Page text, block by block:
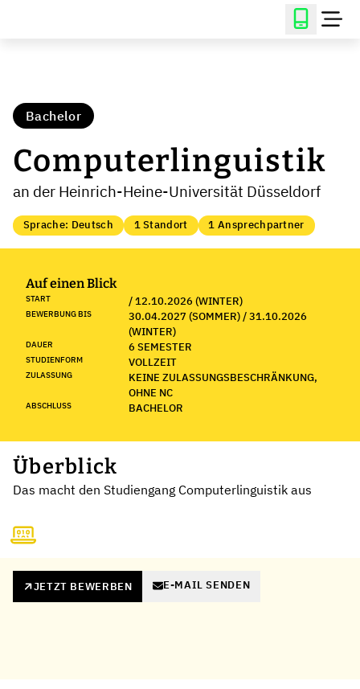
Bachelor
Computerlinguistik
an der Heinrich-Heine-Universität Düsseldorf
Sprache: Deutsch 1 Standort 1 Ansprechpartner
Auf einen Blick
START / 12.10.2026 (WINTER)
BEWERBUNG BIS
30.04.2027 (SOMMER) / 31.10.2026
(WINTER)
DAUER 6 SEMESTER
STUDIENFORM VOLLZEIT
ZULASSUNG
KEINE ZULASSUNGSBESCHRÄNKUNG,
OHNE NC
ABSCHLUSS BACHELOR
Überblick
Das macht den Studiengang Computerlinguistik aus
JETZT BEWERBEN E-MAIL SENDEN